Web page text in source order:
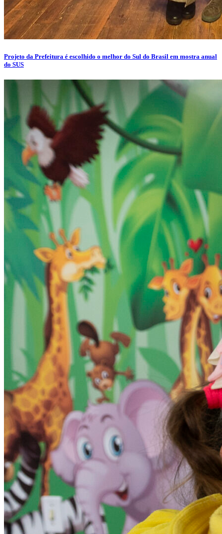
Projeto da Prefeitura é escolhido o melhor do Sul do Brasil em mostra anual
do SUS